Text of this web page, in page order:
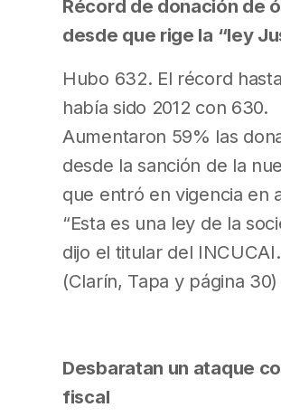
Récord de donación de
desde que rige la “ley
Hubo 632. El récord
había sido 2012 con 630.
Aumentaron 59% las
desde la sanción de la
que entró en vigencia en
“Esta es una ley de la
dijo el titular del INCUCAI.
(Clarín, Tapa y página 30)
Desbaratan un ataque
fiscal